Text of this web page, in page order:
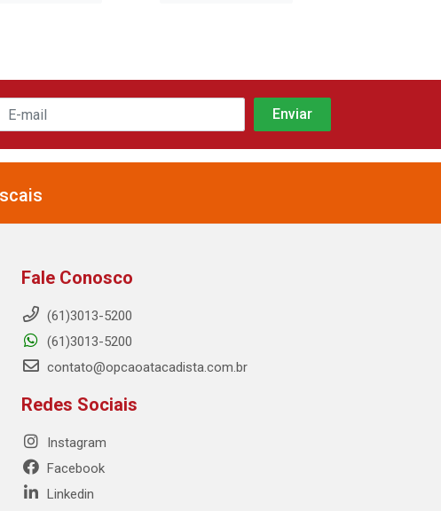
Fale Conosco
(61)3013-5200
(61)3013-5200
contato@opcaoatacadista.com.br
Redes Sociais
Instagram
Facebook
Linkedin